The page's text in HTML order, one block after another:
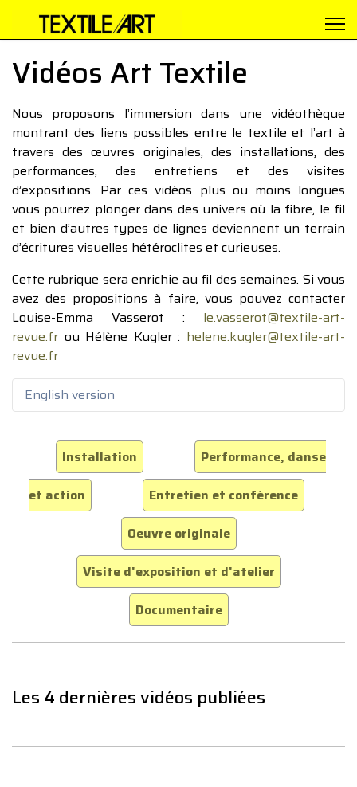
Vidéos Art Textile
Nous proposons l’immersion dans une vidéothèque
montrant des liens possibles entre le textile et l’art à
travers des œuvres originales, des installations, des
performances, des entretiens et des visites
d’expositions. Par ces vidéos plus ou moins longues
vous pourrez plonger dans des univers où la fibre, le fil
et bien d’autres types de lignes deviennent un terrain
d’écritures visuelles hétéroclites et curieuses.
Cette rubrique sera enrichie au fil des semaines. Si vous
avez des propositions à faire, vous pouvez contacter
Louise-Emma Vasserot : le.vasserot@textile-art-
revue.fr ou Hélène Kugler : helene.kugler@textile-art-
revue.fr
English version
Installation
Performance, danse
et action
Entretien et conférence
Oeuvre originale
Visite d'exposition et d'atelier
Documentaire
Les 4 dernières vidéos publiées